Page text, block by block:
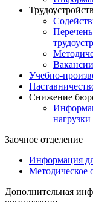
Учебно-
Снижение
нагрузки
Заочное отделение
Информация
Методическое
Дополнительная